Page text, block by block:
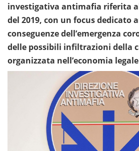
investigativa antimafia riferita
del 2019, con un focus dedicato
conseguenze dell’emergenza
delle possibili infiltrazioni della
organizzata nell’economia legale